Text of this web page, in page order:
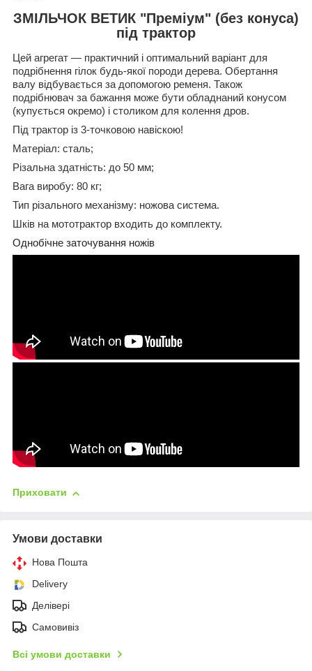
ЗМІЛЬЧОК ВЕТИК "Преміум" (без конуса)
під трактор
Цей агрегат — практичний і оптимальний варіант для
подрібнення гілок будь-якої породи дерева. Обертання
валу відбувається за допомогою ременя. Також
подрібнювач за бажання може бути обладнаний конусом
(купується окремо) і столиком для колення дров.
Під трактор із 3-точковою навіскою!
Матеріал: сталь;
Різальна здатність: до 50 мм;
Вага виробу: 80 кг;
Тип різального механізму: ножова система.
Шків на мототрактор входить до комплекту.
Однобічне заточування ножів
Приховати
Умови доставки
Нова Пошта
Delivery
Делівері
Самовивіз
Всі умови доставки